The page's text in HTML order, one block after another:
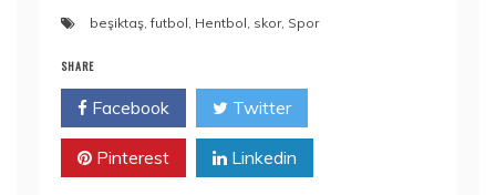
beşiktaş,futbol, Hentbol, skor, Spor
SHARE
Facebook Twitter
Pinterest Linkedin